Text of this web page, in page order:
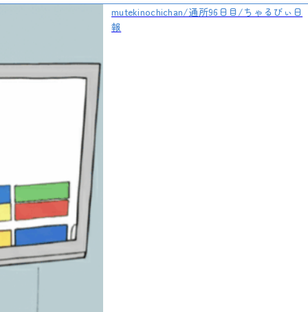
mutekinochichan/通所96日目/ちゃるびぃ日
報